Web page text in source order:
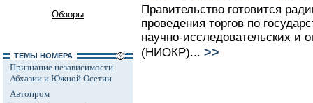
Обзоры
ТЕМЫ НОМЕРА
Признание независимости
Абхазии и Южной Осетии
Автопром
Правительство готовится
проведения торгов по
научно-исследовательских и
(НИОКР)... >>